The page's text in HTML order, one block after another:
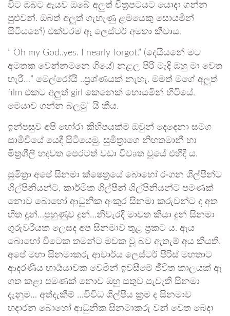
විට ඔබට ඇයව ඔබේ අලුත් චිත්‍රපටයට යොදා ගන්න
පුළුවන්. ඔබත් අලුත් ගැහැණු ළමයෙකු සොයමින්
සිටියනේ) එක්වරම ඈ ලෙස්ටර් අමතා කීවාය.
” Oh my God..yes. I nearly forgot.” (දෙයියනේ මට
අමතක වෙන්නමනෙ ගියේ) නළල පිරි මැදි ඔහු මා වෙත
හැරී…” මෙල්රෝයි ..ප්‍රශ්ණයක් නැහැ. මමත් මගේ අලුත්
film එකට අලුත් girl කෙනෙක් හොයමින් හිටියේ.
මෙයාව ගන්න බලමු” යි කීය.
ඉන්පසුව අපි හෝරා කිහිපයක්ම ඔවුන් දෙදෙනා සමග
සාමිචියේ යෙදී සිටියෙමු. සුමිත්‍රාගෙ නිහතමානී හා
මිත්‍රශීලී හදවත පෙරටත් වඩා විවaත වූයේ එහිදි ය.
සුමිත්‍රා අපේ සිනමා ක්ෂෙත්‍රයේ බොහෝ රංගන ශිල්පීන්ට
ශිල්පිනියන්ට, කාර්මික ශිල්පීන් ශිල්පිනියන්ට පමණක්
නොව බොහෝ ආධුනික අංකුර සිනමා කරුවන්ට ද අත
හිත දුන්…පුහුණුව දුන්…නිවැරදි මාවත කියා දුන් සිනමා
ගුරුවරියක ලෙසද අප සිනමාව තුළ ප්‍රකට ය. ඇය
බොහෝ විටෙක තමන්ට මවක වූ බව ඇතැම් අය කියති.
අපේ මහා සිනමාකරු ආචාර්ය ලෙස්ටර් පීරිස් මහතාට
ආදරණීය භාර්‍යයාවක වෙමින් ඉවසීමේ ජීවිත කාලයක් ඈ
ගත කළා පමණක් නොව ඔහු සතුව පැවැති සිනමා
දැනුම… අත්දැකීම් …විවිධ ශිල්පීය ක්‍රම ද සිනමාව
හදාරන බොහෝ ආධුනික සිනමාකරු වන් වෙත බෙදා